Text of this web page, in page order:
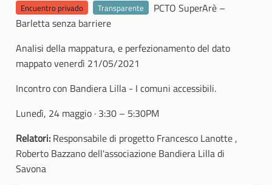
Encuentro privado Transparente
PCTO SuperArè –
Barletta senza barriere
Analisi della mappatura, e perfezionamento del dato
mappato venerdì 21/05/2021
Incontro con Bandiera Lilla - I comuni accessibili.
Lunedì, 24 maggio · 3:30 – 5:30PM
Relatori: Responsabile di progetto Francesco Lanotte ,
Roberto Bazzano dell'associazione Bandiera Lilla di
Savona